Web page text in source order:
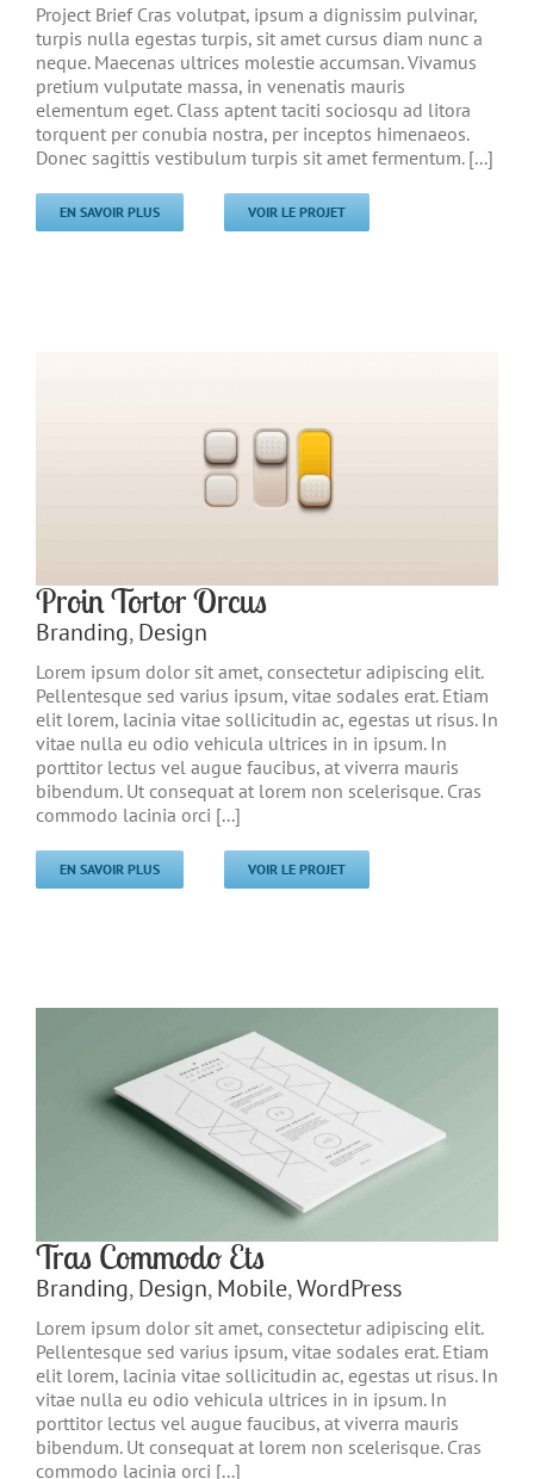
Project Brief Cras volutpat, ipsum a dignissim pulvinar,
turpis nulla egestas turpis, sit amet cursus diam nunc a
neque. Maecenas ultrices molestie accumsan. Vivamus
pretium vulputate massa, in venenatis mauris
elementum eget. Class aptent taciti sociosqu ad litora
torquent per conubia nostra, per inceptos himenaeos.
Donec sagittis vestibulum turpis sit amet fermentum. [...]
EN SAVOIR PLUS VOIR LE PROJET
Proin Tortor Orcus
Branding,Design
Lorem ipsum dolor sit amet, consectetur adipiscing elit.
Pellentesque sed varius ipsum, vitae sodales erat. Etiam
elit lorem, lacinia vitae sollicitudin ac, egestas ut risus. In
vitae nulla eu odio vehicula ultrices in in ipsum. In
porttitor lectus vel augue faucibus, at viverra mauris
bibendum. Ut consequat at lorem non scelerisque. Cras
commodo lacinia orci [...]
EN SAVOIR PLUS VOIR LE PROJET
Tras Commodo Ets
Branding,Design,Mobile,WordPress
Lorem ipsum dolor sit amet, consectetur adipiscing elit.
Pellentesque sed varius ipsum, vitae sodales erat. Etiam
elit lorem, lacinia vitae sollicitudin ac, egestas ut risus. In
vitae nulla eu odio vehicula ultrices in in ipsum. In
porttitor lectus vel augue faucibus, at viverra mauris
bibendum. Ut consequat at lorem non scelerisque. Cras
commodo lacinia orci [...]